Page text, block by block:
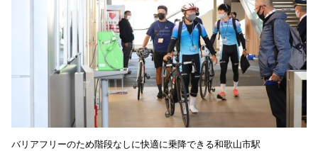
バリアフリーのため階段なしに快適に乗降できる和歌山市駅